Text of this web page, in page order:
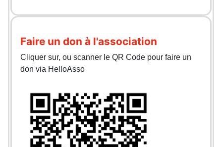
Faire un don à l'association
Cliquer sur, ou scanner le QR Code pour faire un
don via HelloAsso